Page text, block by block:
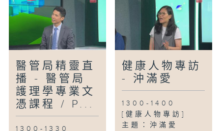
醫管局精靈直
播 - 醫管局
護理學專業文
憑課程 / P...
1300-1330
健康人物專訪
- 沖滿愛
1300-1400
[健康人物專訪]
主題：沖滿愛